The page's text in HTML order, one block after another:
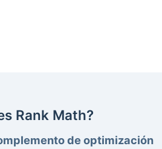
Rank Math?
de optimización